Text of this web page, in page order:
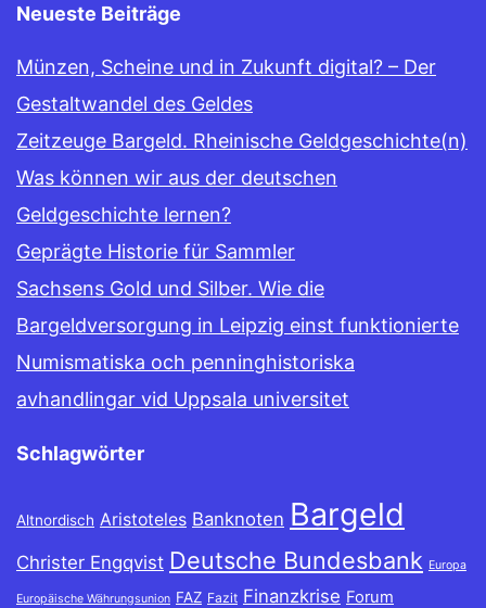
Neueste Beiträge
Münzen, Scheine und in Zukunft digital? – Der
Gestaltwandel des Geldes
Zeitzeuge Bargeld. Rheinische Geldgeschichte(n)
Was können wir aus der deutschen
Geldgeschichte lernen?
Geprägte Historie für Sammler
Sachsens Gold und Silber. Wie die
Bargeldversorgung in Leipzig einst funktionierte
Numismatiska och penninghistoriska
avhandlingar vid Uppsala universitet
Schlagwörter
Altnordisch Aristoteles Banknoten Bargeld
Christer Engqvist Deutsche Bundesbank Europa
Europäische Währungsunion FAZ Fazit Finanzkrise Forum